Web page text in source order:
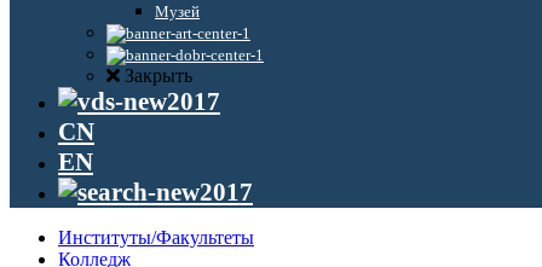
Музей
Закрыть
CN
EN
Институты/Факультеты
Колледж